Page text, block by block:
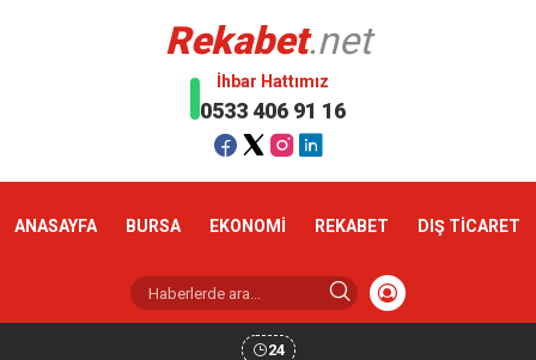
Rekabet.net
İhbar Hattımız
0533 406 91 16
ANASAYFA BURSA EKONOMİ REKABET DIŞ TİCARET
24